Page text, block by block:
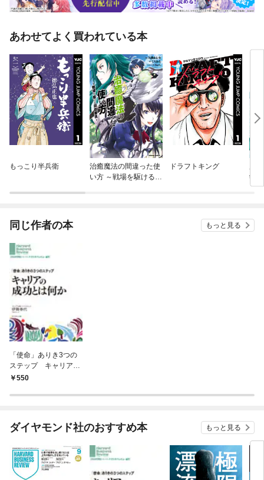
あわせてよく買われている本
もっこり半兵衛
治癒魔法の間違った使
い方 ～戦場を駆ける回
ドラフトキング
学編
同じ作者の本 もっと見る
「使命」ありき3つの
ステップ キャリアの
成功とは何か
550
ダイヤモンド社のおすすめ本 もっと見る